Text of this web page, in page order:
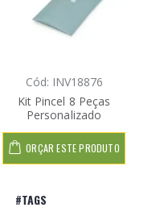
Cód: INV18876
Kit Pincel 8 Peças
Personalizado
ORÇAR ESTE PRODUTO
#TAGS